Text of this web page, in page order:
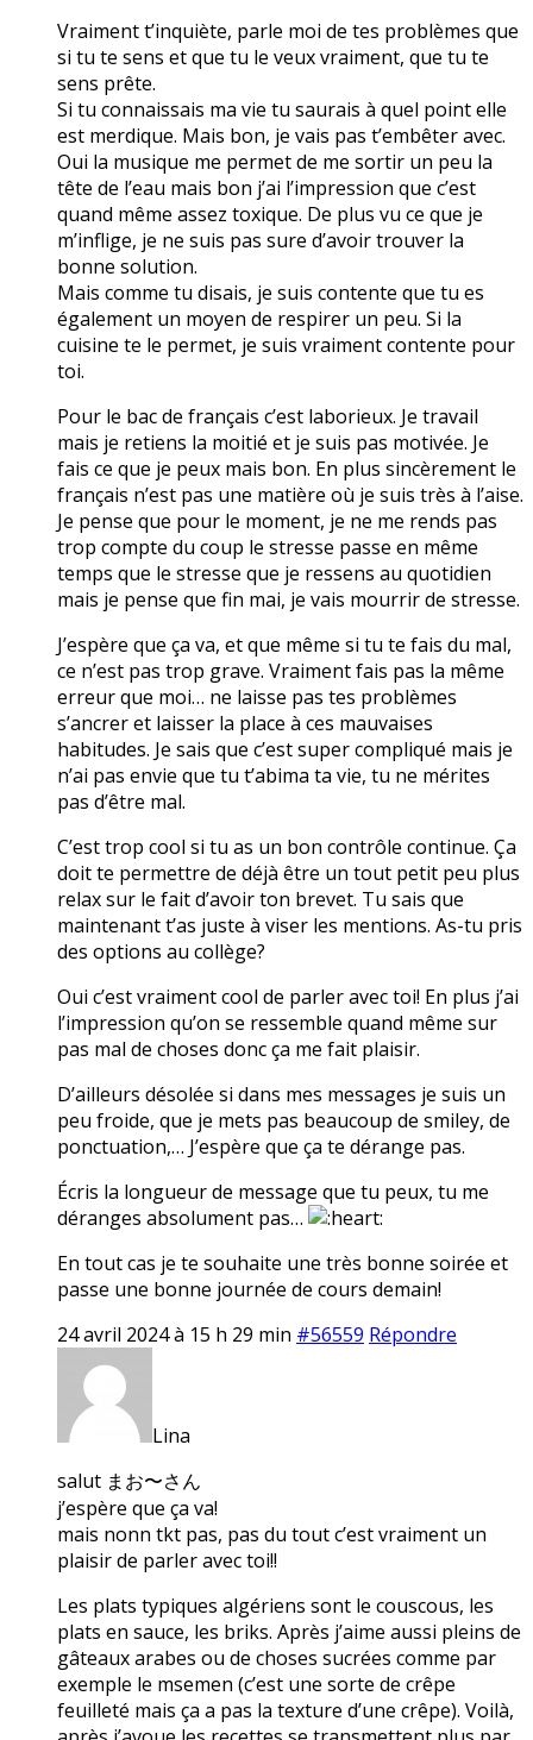
Vraiment t’inquiète, parle moi de tes problèmes que
si tu te sens et que tu le veux vraiment, que tu te
sens prête.
Si tu connaissais ma vie tu saurais à quel point elle
est merdique. Mais bon, je vais pas t’embêter avec.
Oui la musique me permet de me sortir un peu la
tête de l’eau mais bon j’ai l’impression que c’est
quand même assez toxique. De plus vu ce que je
m’inflige, je ne suis pas sure d’avoir trouver la
bonne solution.
Mais comme tu disais, je suis contente que tu es
également un moyen de respirer un peu. Si la
cuisine te le permet, je suis vraiment contente pour
toi.
Pour le bac de français c’est laborieux. Je travail
mais je retiens la moitié et je suis pas motivée. Je
fais ce que je peux mais bon. En plus sincèrement le
français n’est pas une matière où je suis très à l’aise.
Je pense que pour le moment, je ne me rends pas
trop compte du coup le stresse passe en même
temps que le stresse que je ressens au quotidien
mais je pense que fin mai, je vais mourrir de stresse.
J’espère que ça va, et que même si tu te fais du mal,
ce n’est pas trop grave. Vraiment fais pas la même
erreur que moi… ne laisse pas tes problèmes
s’ancrer et laisser la place à ces mauvaises
habitudes. Je sais que c’est super compliqué mais je
n’ai pas envie que tu t’abima ta vie, tu ne mérites
pas d’être mal.
C’est trop cool si tu as un bon contrôle continue. Ça
doit te permettre de déjà être un tout petit peu plus
relax sur le fait d’avoir ton brevet. Tu sais que
maintenant t’as juste à viser les mentions. As-tu pris
des options au collège?
Oui c’est vraiment cool de parler avec toi! En plus j’ai
l’impression qu’on se ressemble quand même sur
pas mal de choses donc ça me fait plaisir.
D’ailleurs désolée si dans mes messages je suis un
peu froide, que je mets pas beaucoup de smiley, de
ponctuation,… J’espère que ça te dérange pas.
Écris la longueur de message que tu peux, tu me
déranges absolument pas…
En tout cas je te souhaite une très bonne soirée et
passe une bonne journée de cours demain!
24 avril 2024 à 15 h 29 min #56559 Répondre
Lina
salut まお〜さん
j’espère que ça va!
mais nonn tkt pas, pas du tout c’est vraiment un
plaisir de parler avec toi!!
Les plats typiques algériens sont le couscous, les
plats en sauce, les briks. Après j’aime aussi pleins de
gâteaux arabes ou de choses sucrées comme par
exemple le msemen (c’est une sorte de crêpe
feuilleté mais ça a pas la texture d’une crêpe). Voilà,